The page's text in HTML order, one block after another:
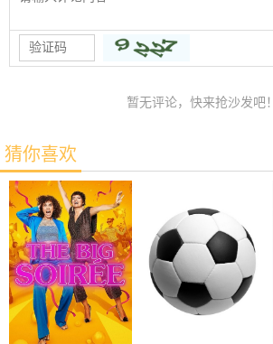
暂无评论，快来抢沙发吧！
猜你喜欢